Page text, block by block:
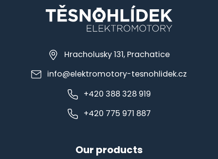
Hracholusky 131, Prachatice
info@elektromotory-tesnohlidek.cz
+420 388 328 919
+420 775 971 887
Our products